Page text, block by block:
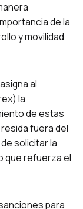
de la
y movilidad
al
la
de estas
fuera del
solicitar la
que refuerza el
para